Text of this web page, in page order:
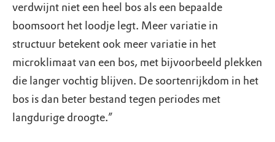
verdwijnt niet een heel bos als een bepaalde
boomsoort het loodje legt. Meer variatie in
structuur betekent ook meer variatie in het
microklimaat van een bos, met bijvoorbeeld plekken
die langer vochtig blijven. De soortenrijkdom in het
bos is dan beter bestand tegen periodes met
langdurige droogte.”